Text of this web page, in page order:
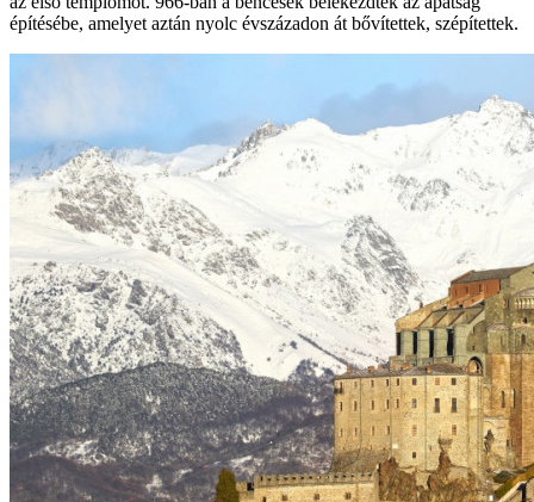
építésébe, amelyet aztán nyolc évszázadon át bővítettek, szépítettek.